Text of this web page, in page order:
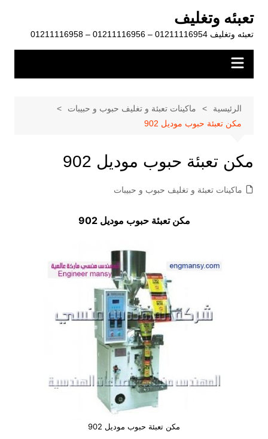
المحتوى
تعبئه وتغليف
تعبئه وتغليف 01211116954 – 01211116956 – 01211116958
الرئيسية
ماكينات تعبئة و تغليف حبوب و حبيبات
مكن تعبئة حبوب موديل 902
مكن تعبئة حبوب موديل 902
ماكينات تعبئة و تغليف حبوب و حبيبات
مكن تعبئة حبوب موديل 902
مكن تعبئة حبوب موديل 902